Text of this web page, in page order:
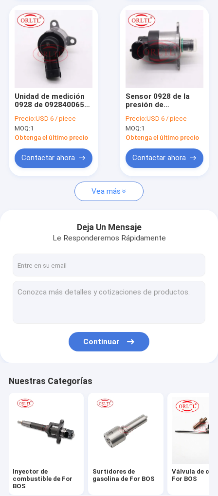
Productos
Sobre nosotros
Visita a la fábrica
Inyector de combustible de For BOS
Surtidores de gasolina de For BOS
Válvula de control de For BOS
Válvula dosificadora de combustible de For BOS
Solenoide de For BOS y válvula de descarga de presión
Boca de Denso
For Delp Nozzle
Inyector de C6 C7 C9 y otras piezas
Unidad de medición
0928 de 0928400652
dosificadora 0 del
carril común 400 652
928 400 652 para
Precio:USD 6 / piece
MOQ:1
Obtenga el último precio
Contactar ahora
Sensor 0928 de la
presión de
válvula dosificadora
0928400607 válvula
dosificadora 0 de 400
607 para Peugeot
0445010102
Precio:USD 6 / piece
MOQ:1
Obtenga el último precio
Contactar ahora
Vea más
Deja Un Mensaje
Le Responderemos Rápidamente
Continuar
Nuestras Categorías
Inyector de
combustible de For
BOS
Surtidores de
gasolina de For BOS
Válvula de
For BOS